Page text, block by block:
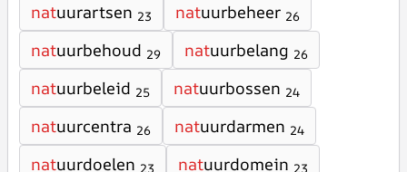
natuurartsen 23 natuurbeheer 26
natuurbehoud 29 natuurbelang 26
natuurbeleid 25 natuurbossen 24
natuurcentra 26 natuurdarmen 24
natuurdoelen 23 natuurdomein 23